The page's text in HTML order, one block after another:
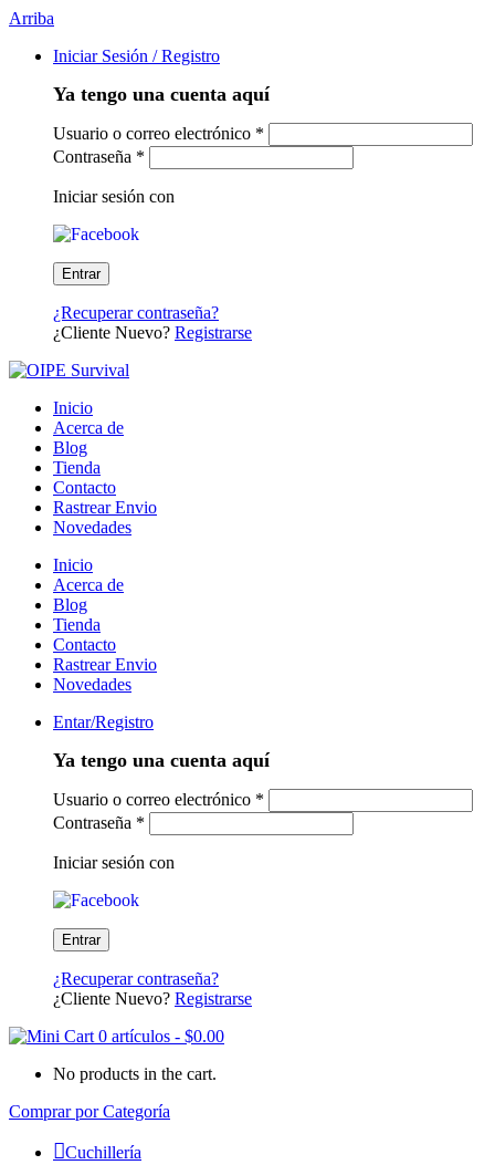
Arriba
Iniciar Sesión / Registro
Ya tengo una cuenta aquí
Usuario o correo electrónico *
Contraseña *
Iniciar sesión con
¿Recuperar contraseña?
¿Cliente Nuevo? Registrarse
Inicio
Acerca de
Blog
Tienda
Contacto
Rastrear Envio
Novedades
Inicio
Acerca de
Blog
Tienda
Contacto
Rastrear Envio
Novedades
Entar/Registro
Ya tengo una cuenta aquí
Usuario o correo electrónico *
Contraseña *
Iniciar sesión con
¿Recuperar contraseña?
¿Cliente Nuevo? Registrarse
0 artículos - $0.00
No products in the cart.
Comprar por Categoría
Cuchillería